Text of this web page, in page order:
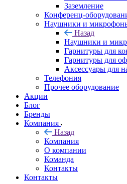
Заземление
Конференц-
Наушники и
Назад
Наушники и
Гарнитуры для
Гарнитуры для
Аксессуары для
Телефония
Прочее оборудование
Акции
Блог
Бренды
Компания
Назад
Компания
О компании
Команда
Контакты
Контакты